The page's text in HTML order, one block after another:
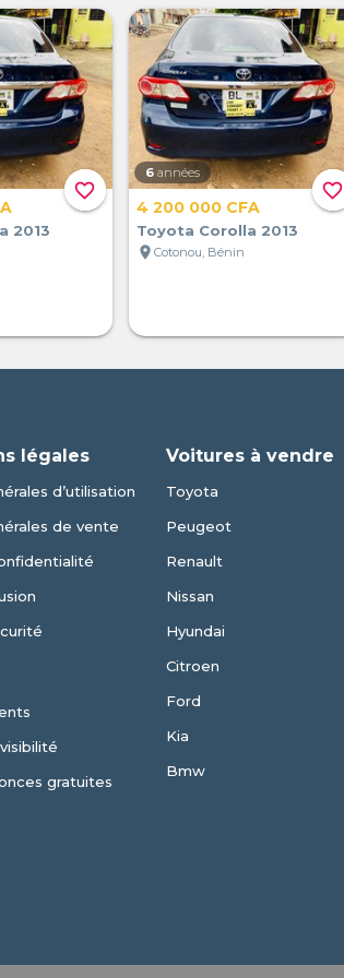
favorite_border
2013
favorite_border
6 années
4 200 000 CFA
Toyota Corolla 2013
location_on Cotonou, Bénin
légales
d’utilisation
de vente
gratuites
Voitures à vendre
Toyota
Peugeot
Renault
Nissan
Hyundai
Citroen
Ford
Kia
Bmw